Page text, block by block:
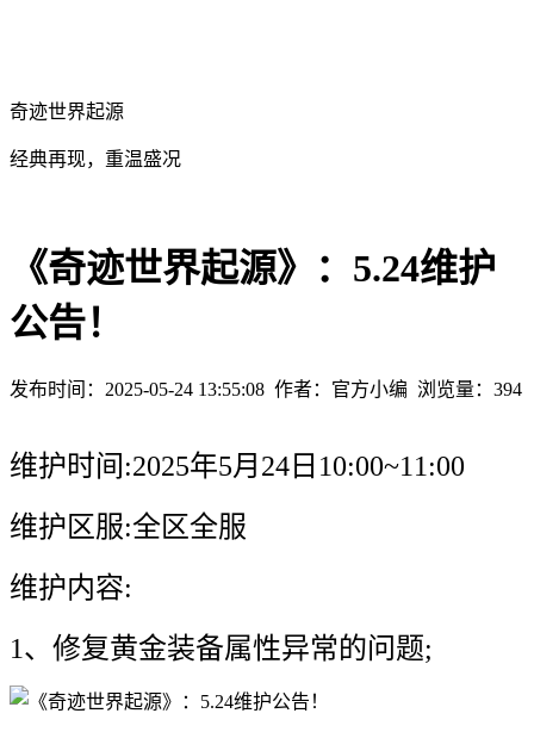
奇迹世界起源
经典再现，重温盛况
《奇迹世界起源》：5.24维护
公告！
发布时间：2025-05-24 13:55:08 作者：官方小编 浏览量： 394
维护时间:2025年5月24日10:00~11:00
维护区服:全区全服
维护内容:
1、修复黄金装备属性异常的问题;